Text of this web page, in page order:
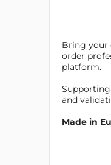
Bring your
order
platform.
Supporting
and
Made in